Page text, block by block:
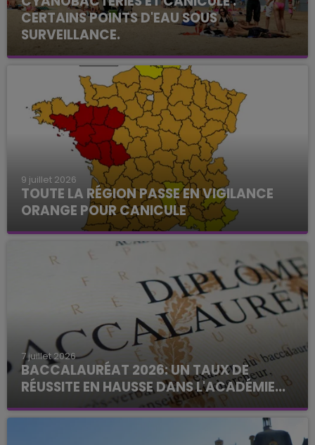
CERTAINS POINTS D'EAU SOUS
SURVEILLANCE.
9 juillet 2026
TOUTE LA RÉGION PASSE EN VIGILANCE
ORANGE POUR CANICULE
7 juillet 2026
BACCALAURÉAT 2026: UN TAUX DE
RÉUSSITE EN HAUSSE DANS L'ACADÉMIE...